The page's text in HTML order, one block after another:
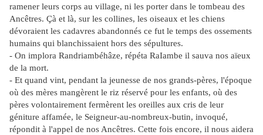
ramener leurs corps au village, ni les porter dans le tombeau des
Ancêtres. Çà et là, sur les collines, les oiseaux et les chiens
dévoraient les cadavres abandonnés ce fut le temps des ossements
humains qui blanchissaient hors des sépultures.
- On implora Randriambéhâze, répéta RaIambe il sauva nos aïeux
de la mort.
- Et quand vint, pendant la jeunesse de nos grands-pères, l'époque
où des mères mangèrent le riz réservé pour les enfants, où des
pères volontairement fermèrent les oreilles aux cris de leur
géniture affamée, le Seigneur-au-nombreux-butin, invoqué,
répondit à l'appel de nos Ancêtres. Cette fois encore, il nous aidera